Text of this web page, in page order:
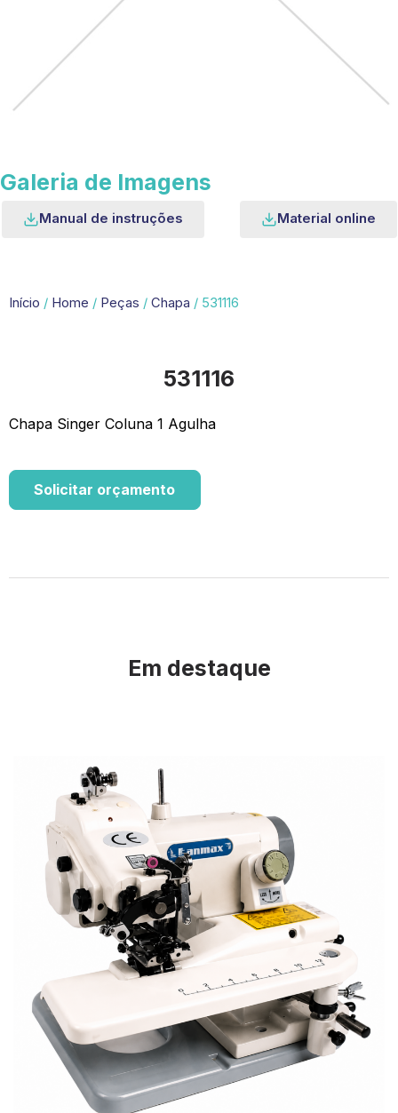
Galeria de Imagens
Manual de instruções Material online
Início / Home / Peças / Chapa / 531116
531116
Chapa Singer Coluna 1 Agulha
Solicitar orçamento
Em destaque